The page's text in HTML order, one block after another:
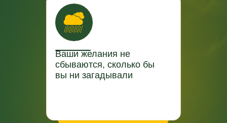
Ваши желания не
сбываются, сколько бы
вы ни загадывали